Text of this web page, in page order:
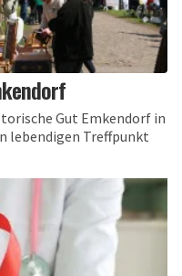
Gut Emkendorf in
lebendigen Treffpunkt